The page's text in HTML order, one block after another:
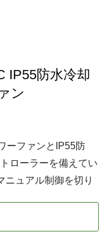
IP55防水冷却
ン
ーファンとIP55防
ローラーを備えてい
ニュアル制御を切り